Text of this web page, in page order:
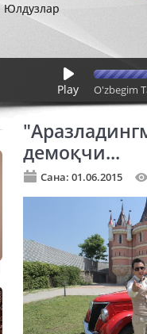
Юлдузлар
Play O'zbegim
демоқчи...
Сана: 01.06.2015